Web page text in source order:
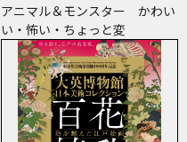
アニマル＆モンスター かわい
い・怖い・ちょっと変